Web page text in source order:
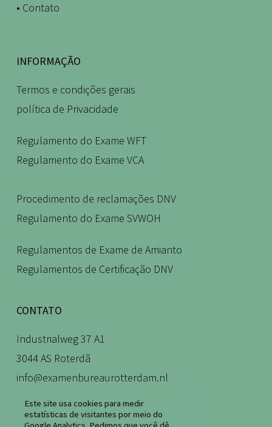
• Contato
INFORMAÇÃO
Termos e condições gerais
política de Privacidade
Regulamento do Exame WFT
Regulamento do Exame VCA
Procedimento de reclamações DNV
Regulamento do Exame SVWOH
Regulamentos de Exame de Amianto
Regulamentos de Certificação DNV
CONTATO
Industrialweg 37 A1
3044 AS Roterdã
info@examenbureaurotterdam.nl
010 – 30 300 07
Este site usa cookies para medir
estatísticas de visitantes por meio do